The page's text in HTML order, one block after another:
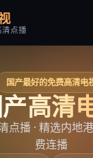
点播
国产最好的免费高清电
高清
点播 · 精选内地
费连播